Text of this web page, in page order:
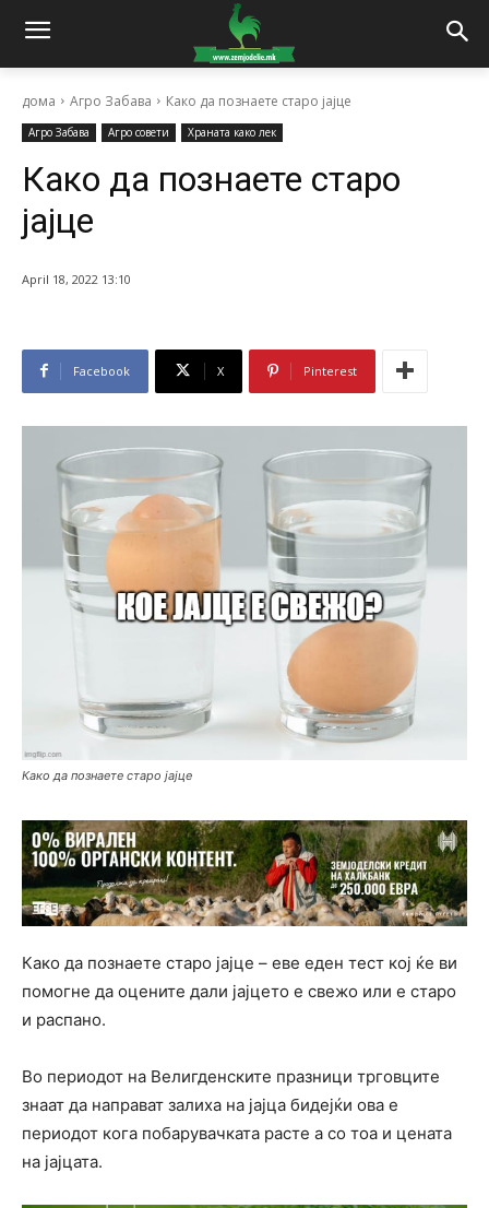
дома Агро Забава Како да познаете старо јајце
Агро Забава Агро совети Храната како лек
Како да познаете старо
јајце
April 18, 2022 13:10
Facebook X Pinterest
Како да познаете старо јајце
Како да познаете старо јајце – еве еден тест кој ќе ви
помогне да оцените дали јајцето е свежо или е старо
и распано.
Во периодот на Велигденските празници трговците
знаат да направат залиха на јајца бидејќи ова е
периодот кога побарувачката расте а со тоа и цената
на јајцата.